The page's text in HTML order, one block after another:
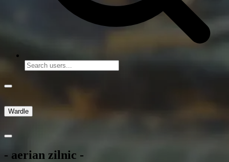
Wardle
- aerian zilnic -